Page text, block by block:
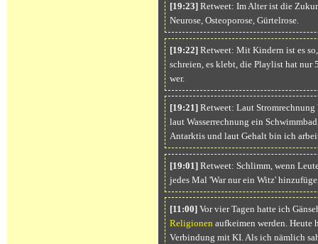
[19:23]Retweet: Im Alter ist die
Neurose, Osteoporose, Gürtelrose.
[19:22]Retweet: Mit Kindern ist es
schreien, es klebt, die Playlist hat nur
wer.
[19:21]Retweet: Laut Stromrechnung
laut Wasserrechnung ein
Antarktis und laut Gehalt bin ich
[19:01]Retweet: Schlimm, wenn
jedes Mal 'War nur ein Witz'
[11:00]Vor vier Tagen hatte ich
Religionen aufkeimen werden. Heute
Verbindung mit KI. Als ich nämlich